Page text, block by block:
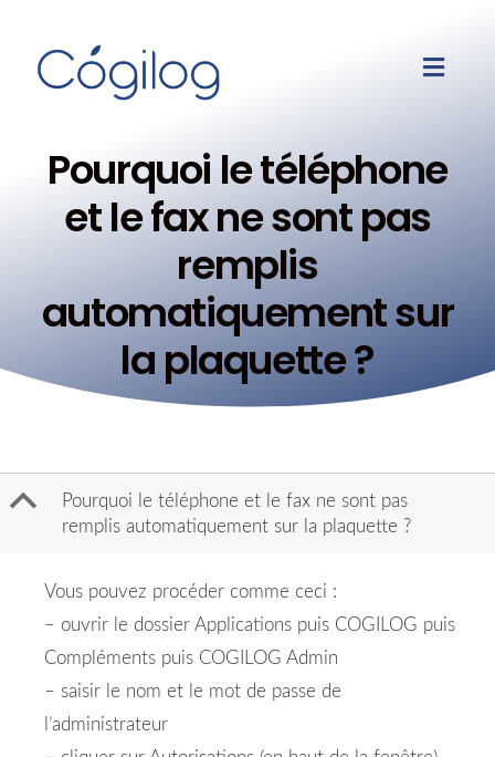
Pourquoi le téléphone
et le fax ne sont pas
remplis
automatiquement sur
la plaquette ?
B
Pourquoi le téléphone et le fax ne sont pas
remplis automatiquement sur la plaquette ?
Vous pouvez procéder comme ceci :
– ouvrir le dossier Applications puis COGILOG puis
Compléments puis COGILOG Admin
– saisir le nom et le mot de passe de
l’administrateur